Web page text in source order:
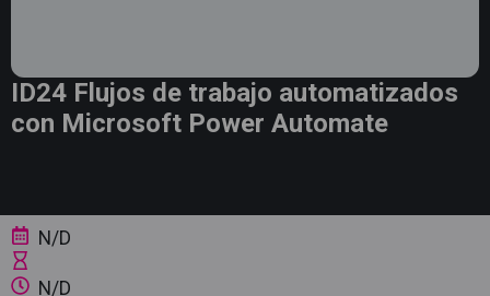
ID24 Flujos de trabajo automatizados
con Microsoft Power Automate
N/D
N/D